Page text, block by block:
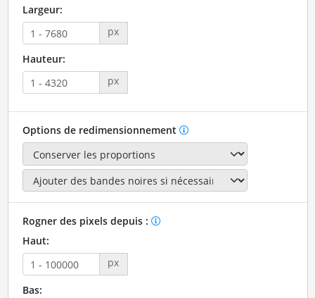
Largeur:
px
Hauteur:
px
Options de redimensionnement
Rogner des pixels depuis :
Haut:
px
Bas: